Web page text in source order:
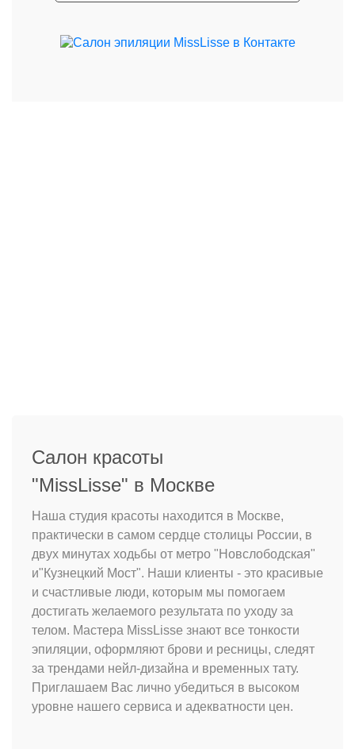
Салон красоты
"MissLisse" в Москве
Наша студия красоты находится в Москве,
практически в самом сердце столицы России, в
двух минутах ходьбы от метро "Новслободская"
и"Кузнецкий Мост". Наши клиенты - это красивые
и счастливые люди, которым мы помогаем
достигать желаемого результата по уходу за
телом. Мастера MissLisse знают все тонкости
эпиляции, оформляют брови и ресницы, следят
за трендами нейл-дизайна и временных тату.
Приглашаем Вас лично убедиться в высоком
уровне нашего сервиса и адекватности цен.